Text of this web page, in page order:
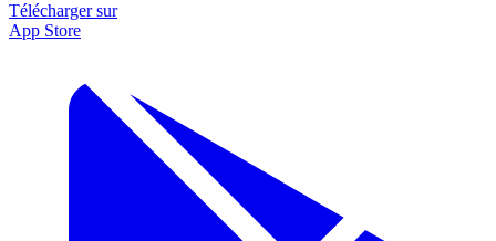
Télécharger sur
App Store